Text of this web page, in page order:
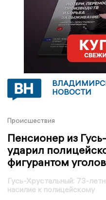
НОВОСТИ
Происшествия
Пенсионер из
ударил
фигурантом
Гусь-Хрустальный: 73-
насилие к полицейскому